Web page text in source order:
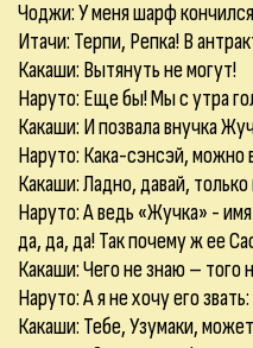
Чоджи: У меня шарф
Итачи: Терпи, Репка! В
Какаши: Вытянуть не могут!
Наруто: Еще бы! Мы с утра
Какаши: И позвала внучка
Наруто: Кака-сэнсэй, можно
Какаши: Ладно, давай,
Наруто: А ведь «Жучка» -
да, да, да! Так почему ж ее
Какаши: Чего не знаю – того
Наруто: А я не хочу его
Какаши: Тебе, Узумаки,